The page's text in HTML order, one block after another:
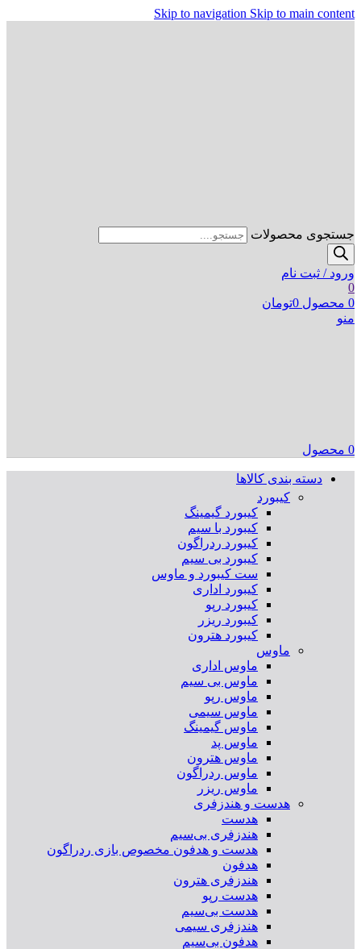
Skip to navigation Skip to main content
جستجوی محصولات
ورود / ثبت نام
0
0 محصول 0تومان
منو
0 محصول
دسته بندی کالاها
کیبورد
کیبورد گیمینگ
کیبورد با سیم
کیبورد ردراگون
کیبورد بی سیم
ست کیبورد و ماوس
کیبورد اداری
کیبورد رپو
کیبورد ریزر
کیبورد هترون
ماوس
ماوس اداری
ماوس بی سیم
ماوس رپو
ماوس سیمی
ماوس گیمینگ
ماوس پد
ماوس هترون
ماوس ردراگون
ماوس ریزر
هدست و هندزفری
هدست
هندزفری بی‌سیم
هدست و هدفون مخصوص بازی ردراگون
هدفون
هندزفری هترون
هدست رپو
هدست بی‌سیم
هندزفری سیمی
هدفون بی‌سیم